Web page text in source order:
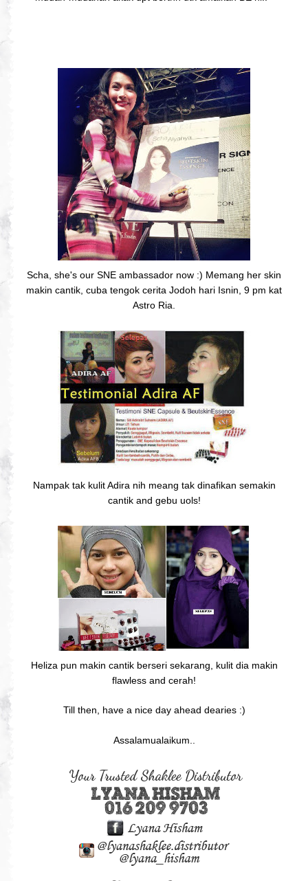
Scha, she's our SNE ambassador now :) Memang her skin
makin cantik, cuba tengok cerita Jodoh hari Isnin, 9 pm kat
Astro Ria.
Nampak tak kulit Adira nih meang tak dinafikan semakin
cantik and gebu uols!
Heliza pun makin cantik berseri sekarang, kulit dia makin
flawless and cerah!
Till then, have a nice day ahead dearies :)
Assalamualaikum..